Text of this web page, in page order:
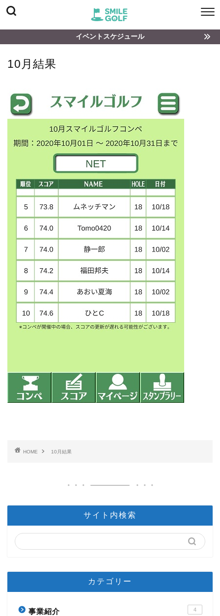
イベントスケジュール
10月結果
HOME 10月結果
サイト内検索
カテゴリー
事業紹介 4